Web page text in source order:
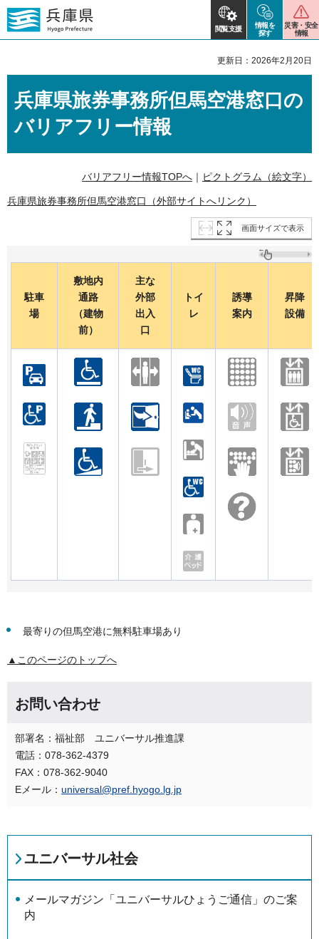
閲覧支援
情報を
探す
災害・安全
情報
更新日：2026年2月20日
兵庫県旅券事務所但馬空港窓口の
バリアフリー情報
バリアフリー情報TOPへ ｜ ピクトグラム（絵文字）
兵庫県旅券事務所但馬空港窓口（外部サイトへリンク）
画面サイズで表示
駐車
場
敷地内
通路
（建物
前）
主な
外部
出入
口
トイ
レ
誘導
案内
昇降
設備
最寄りの但馬空港に無料駐車場あり
▲このページのトップへ
お問い合わせ
部署名：福祉部 ユニバーサル推進課
電話：078-362-4379
FAX：078-362-9040
Eメール： universal@pref.hyogo.lg.jp
ユニバーサル社会
メールマガジン「ユニバーサルひょうご通信」のご案
内